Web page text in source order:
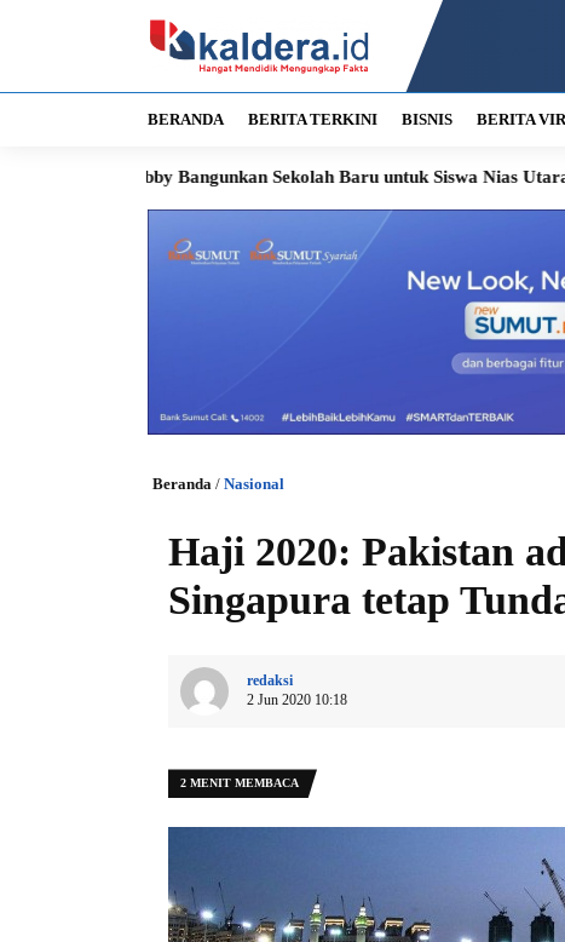
BERANDA BERITA TERKINI BISNIS BERITA
Bangunkan Sekolah Baru untuk Siswa Nias Utara Soroti
Beranda / Nasional
Haji 2020: Pakistan
Singapura tetap
redaksi
2 Jun 2020 10:18
2 MENIT MEMBACA